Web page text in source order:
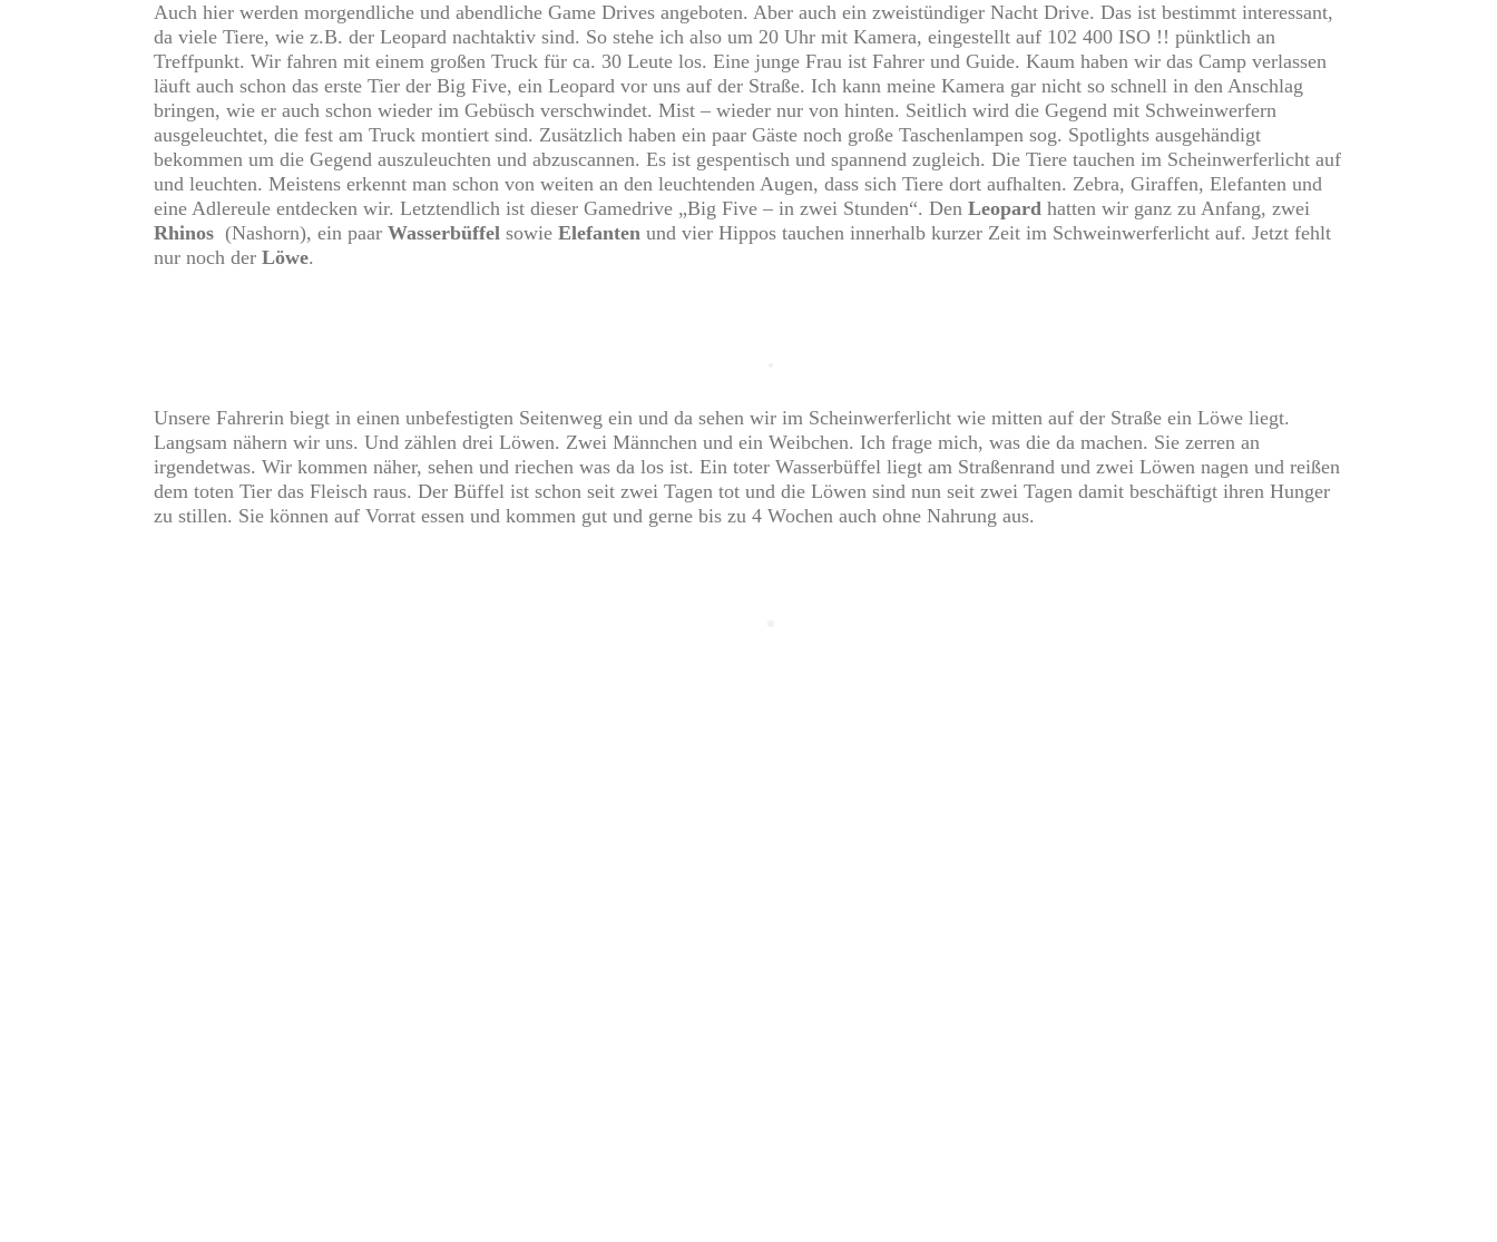
Auch hier werden morgendliche und abendliche Game Drives angeboten. Aber auch ein zweistündiger Nacht Drive. Das ist bestimmt interessant,
da viele Tiere, wie z.B. der Leopard nachtaktiv sind. So stehe ich also um 20 Uhr mit Kamera, eingestellt auf 102 400 ISO !! pünktlich an
Treffpunkt. Wir fahren mit einem großen Truck für ca. 30 Leute los. Eine junge Frau ist Fahrer und Guide. Kaum haben wir das Camp verlassen
läuft auch schon das erste Tier der Big Five, ein Leopard vor uns auf der Straße. Ich kann meine Kamera gar nicht so schnell in den Anschlag
bringen, wie er auch schon wieder im Gebüsch verschwindet. Mist – wieder nur von hinten. Seitlich wird die Gegend mit Schweinwerfern
ausgeleuchtet, die fest am Truck montiert sind. Zusätzlich haben ein paar Gäste noch große Taschenlampen sog. Spotlights ausgehändigt
bekommen um die Gegend auszuleuchten und abzuscannen. Es ist gespentisch und spannend zugleich. Die Tiere tauchen im Scheinwerferlicht auf
und leuchten. Meistens erkennt man schon von weiten an den leuchtenden Augen, dass sich Tiere dort aufhalten. Zebra, Giraffen, Elefanten und
eine Adlereule entdecken wir. Letztendlich ist dieser Gamedrive „Big Five – in zwei Stunden“. Den Leopard hatten wir ganz zu Anfang, zwei
Rhinos (Nashorn), ein paar Wasserbüffel sowie Elefanten und vier Hippos tauchen innerhalb kurzer Zeit im Schweinwerferlicht auf. Jetzt fehlt
nur noch der Löwe.
Unsere Fahrerin biegt in einen unbefestigten Seitenweg ein und da sehen wir im Scheinwerferlicht wie mitten auf der Straße ein Löwe liegt.
Langsam nähern wir uns. Und zählen drei Löwen. Zwei Männchen und ein Weibchen. Ich frage mich, was die da machen. Sie zerren an
irgendetwas. Wir kommen näher, sehen und riechen was da los ist. Ein toter Wasserbüffel liegt am Straßenrand und zwei Löwen nagen und reißen
dem toten Tier das Fleisch raus. Der Büffel ist schon seit zwei Tagen tot und die Löwen sind nun seit zwei Tagen damit beschäftigt ihren Hunger
zu stillen. Sie können auf Vorrat essen und kommen gut und gerne bis zu 4 Wochen auch ohne Nahrung aus.